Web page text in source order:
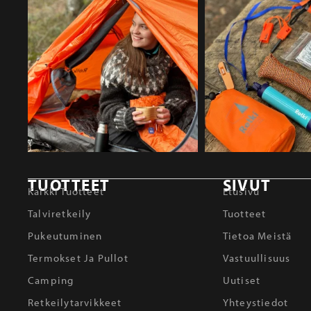
TUOTTEET
Kaikki Tuotteet
Talviretkeily
Pukeutuminen
Termokset Ja Pullot
Camping
Retkeilytarvikkeet
SIVUT
Etusivu
Tuotteet
Tietoa Meistä
Vastuullisuus
Uutiset
Yhteystiedot